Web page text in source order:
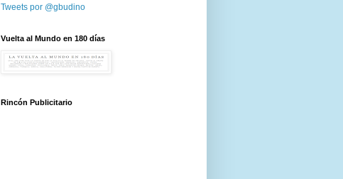
Tweets por @gbudino
Vuelta al Mundo en 180 días
Rincón Publicitario